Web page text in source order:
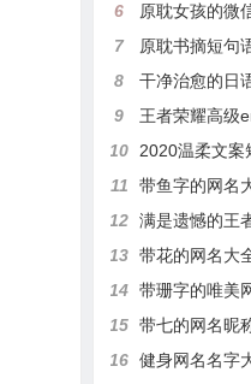
6
原耽女孩的微
7
原耽书摘短句
8
干净治愈的日
9
王者荣耀高级
10
2020温柔文案
11
带鱼字的网名
12 满是遗憾的王
13 带花的网名大
14 带珊字的唯美
15 带七的网名昵
16 健身网名名字